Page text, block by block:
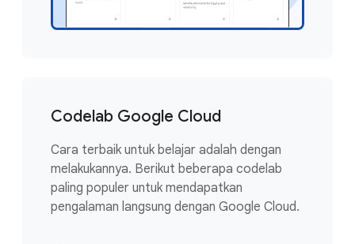
Codelab Google Cloud
Cara terbaik untuk belajar adalah dengan
melakukannya. Berikut beberapa codelab
paling populer untuk mendapatkan
pengalaman langsung dengan Google Cloud.